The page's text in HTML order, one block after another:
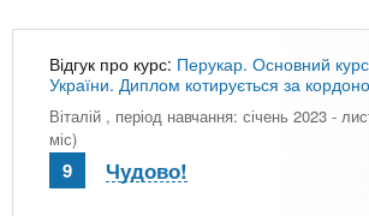
Відгук про курс: Перукар. Основний
України. Диплом котирується за
Віталій , період навчання: січень 2023 -
міс)
9 Чудово!